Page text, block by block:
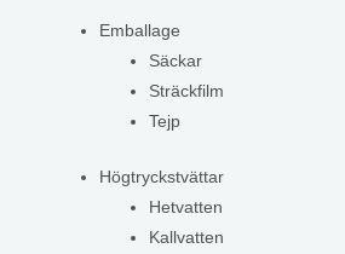
Emballage
Säckar
Sträckfilm
Tejp
Högtryckstvättar
Hetvatten
Kallvatten